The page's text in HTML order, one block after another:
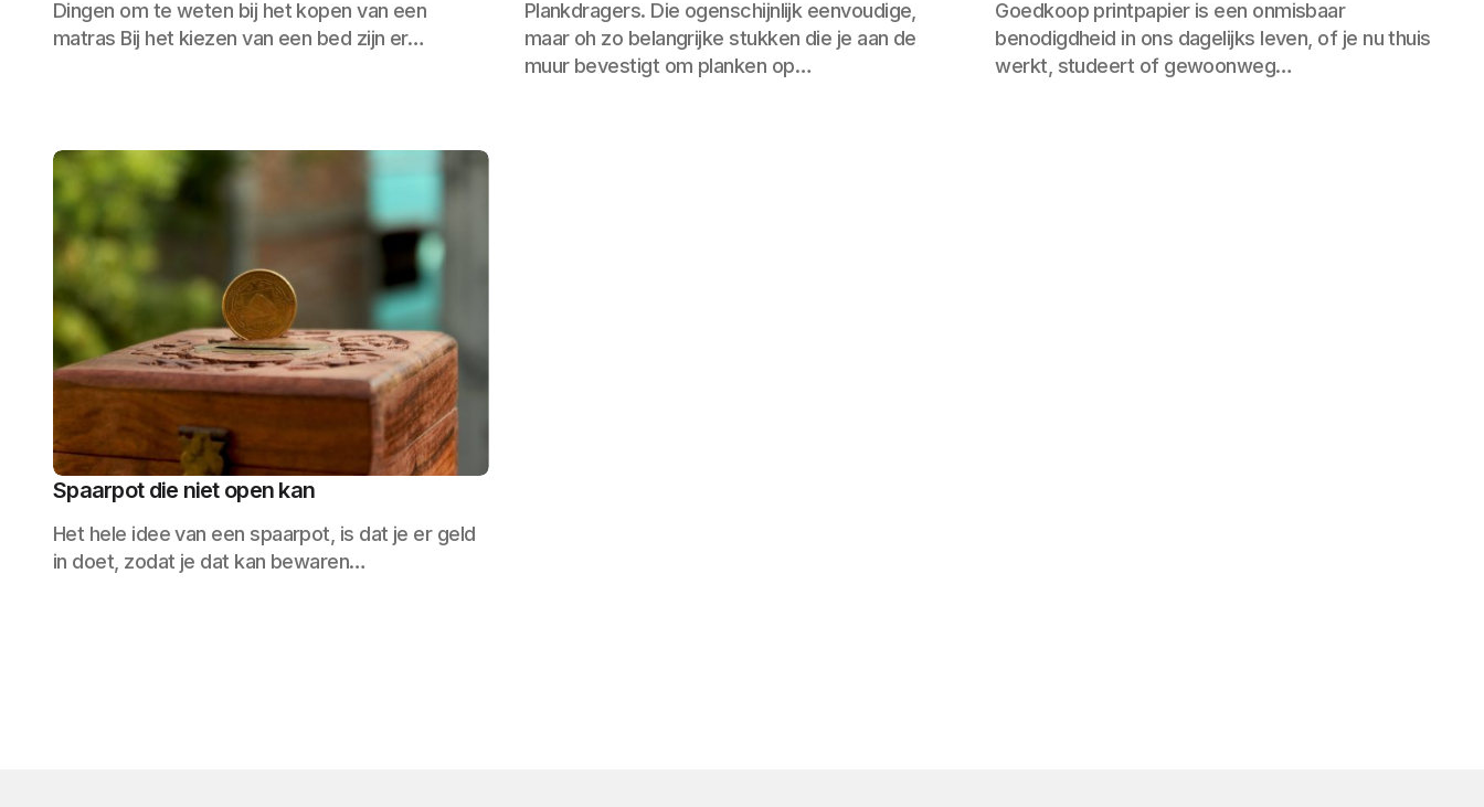
Dingen om te weten bij het kopen van een
matras Bij het kiezen van een bed zijn er…
Plankdragers. Die ogenschijnlijk eenvoudige,
maar oh zo belangrijke stukken die je aan de
muur bevestigt om planken op…
Goedkoop printpapier is een onmisbaar
benodigdheid in ons dagelijks leven, of je nu thuis
werkt, studeert of gewoonweg…
Spaarpot die niet open kan
Het hele idee van een spaarpot, is dat je er geld
in doet, zodat je dat kan bewaren…